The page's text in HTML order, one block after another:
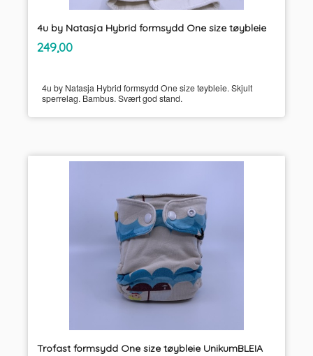
4u by Natasja Hybrid formsydd One size tøybleie
Pris
249,00mva.
4u by Natasja Hybrid formsydd One size tøybleie. Skjult
sperrelag. Bambus. Svært god stand.
Trofast formsydd One size tøybleie UnikumBLEIA